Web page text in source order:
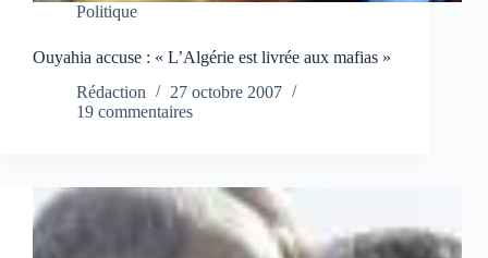
Politique
Ouyahia accuse : « L’Algérie est livrée aux mafias »
Rédaction
27 octobre 2007
19 commentaires